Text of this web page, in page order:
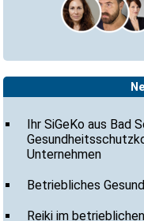
Ihr SiGeKo aus Bad
Unternehmen
Betriebliches
Reiki im